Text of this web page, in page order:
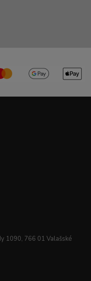
1090, 766 01 Valašské